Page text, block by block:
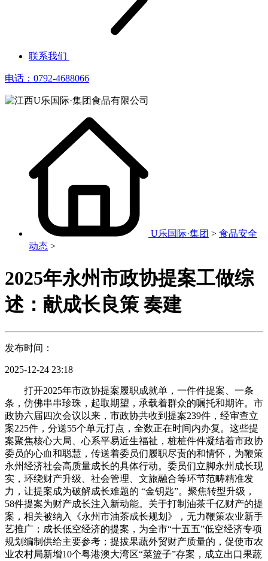
联系我们
电话：0792-4688066
U乐国际·集团 > 食品安全
动态 >
2025年永州市政协提案工做综
述：献成长良策 奏建
发布时间：
2025-12-24 23:18
打开2025年市政协提案履职成就单，一件件提案、一条
条，仿佛串串珍珠，起取期望，承载着群众的嘱托和期许。市
政协六届四次会议以来，市政协共收到提案239件，经审查立
案225件，分送55个单元打点，全数正在时间内办复。这些提
案聚焦核心大局、心系平易近生福祉，桩桩件件凝结着市政协
委员的心血和聪慧，传送着委员们履职尽责的和情怀，为鞭策
永州经济社会高质量成长的具体行动。委员们立脚永州成长现
实，环绕财产升级、社会管理、文旅融合等环节范畴精准发
力，让提案成为破解成长难题的 “金钥匙”。聚焦转型升级，
58件提案为财产成长注入新动能。关于打制油茶千亿财产的提
案，相关被纳入《永州市油茶成长规划》，无力鞭策农业新手
艺推广；成长低空经济的提案，为全市“十五五”低空经济专项
规划编制供给主要参考；提拔果蔬外贸财产质量的，促使市农
业农村局新增10个粤港澳大湾区“菜篮子”存案，成立出口果蔬